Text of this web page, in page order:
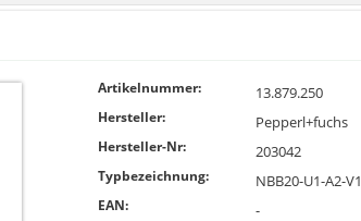
Artikelnummer: 13.879.250
Hersteller: Pepperl+fuchs
Hersteller-Nr: 203042
Typbezeichnung: NBB20-U1-A2-V1
EAN: -